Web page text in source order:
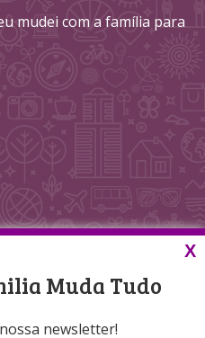
mudei com a família para
X
Muda Tudo
newsletter!